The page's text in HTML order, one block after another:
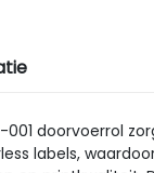
001 doorvoerrol
labels,